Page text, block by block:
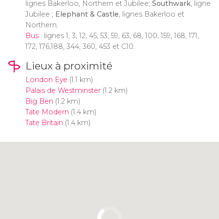
lignes Bakerloo, Northern et Jubilee; Southwark, ligne
Jubilee ; Elephant & Castle, lignes Bakerloo et
Northern.
Bus: lignes 1, 3, 12, 45, 53, 59, 63, 68, 100, 159, 168, 171,
172, 176,188, 344, 360, 453 et C10.
Lieux à proximité
London Eye (1.1 km)
Palais de Westminster(1.2 km)
Big Ben (1.2 km)
Tate Modern (1.4 km)
Tate Britain (1.4 km)